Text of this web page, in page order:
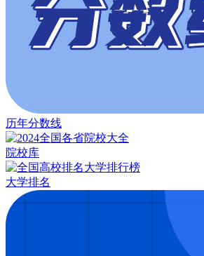
历年分数线
院校库
大学排名